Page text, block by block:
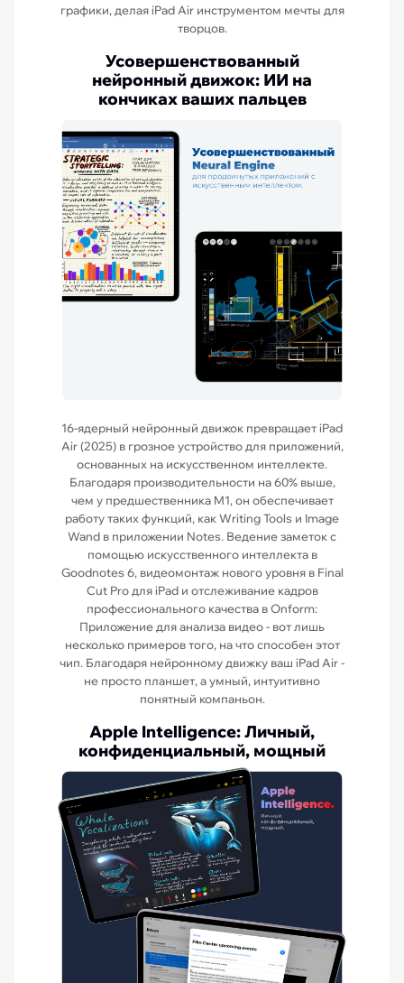
графики, делая iPad Air инструментом мечты для
творцов.
Усовершенствованный
нейронный движок: ИИ на
кончиках ваших пальцев
16-ядерный нейронный движок превращает iPad
Air (2025) в грозное устройство для приложений,
основанных на искусственном интеллекте.
Благодаря производительности на 60% выше,
чем у предшественника M1, он обеспечивает
работу таких функций, как Writing Tools и Image
Wand в приложении Notes. Ведение заметок с
помощью искусственного интеллекта в
Goodnotes 6, видеомонтаж нового уровня в Final
Cut Pro для iPad и отслеживание кадров
профессионального качества в Onform:
Приложение для анализа видео - вот лишь
несколько примеров того, на что способен этот
чип. Благодаря нейронному движку ваш iPad Air -
не просто планшет, а умный, интуитивно
понятный компаньон.
Apple Intelligence: Личный,
конфиденциальный, мощный